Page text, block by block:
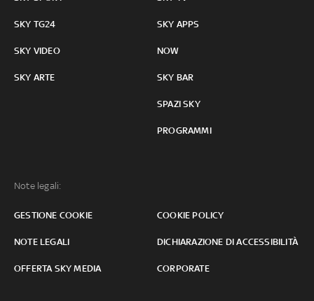
SKY TG24
SKY VIDEO
SKY ARTE
SKY APPS
NOW
SKY BAR
SPAZI SKY
PROGRAMMI
Note legali:
GESTIONE COOKIE COOKIE POLICY
NOTE LEGALI DICHIARAZIONE DI ACCESSIBILITÀ
OFFERTA SKY MEDIA CORPORATE